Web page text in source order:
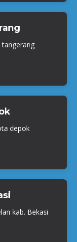
tangerang
depok
kab. Bekasi